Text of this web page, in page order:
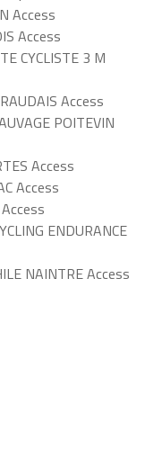
Access
Access
CYCLISTE 3 M
Access
POITEVIN
Access
Access
ENDURANCE
NAINTRE Access